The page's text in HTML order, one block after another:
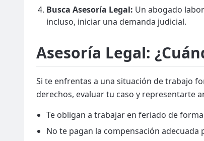
Busca Asesoría Legal: Un abogado
incluso, iniciar una demanda judicial.
Asesoría Legal:
Si te enfrentas a una situación de trabajo
derechos, evaluar tu caso y representarte
Te obligan a trabajar en feriado de
No te pagan la compensación